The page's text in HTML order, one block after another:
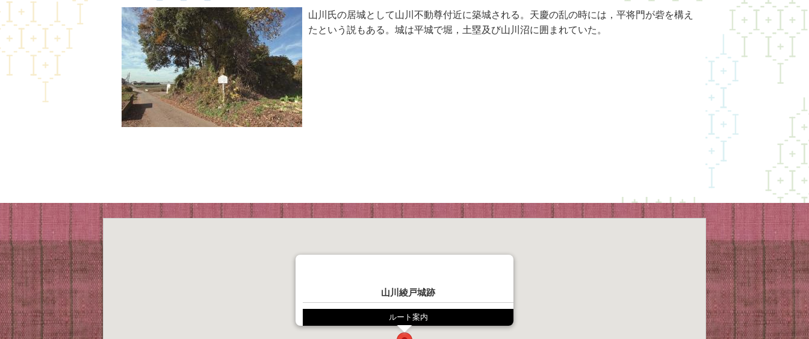
山川氏の居城として山川不動尊付近に築城される。天慶の乱の時には，平将門が砦を構え
たという説もある。城は平城で堀，土塁及び山川沼に囲まれていた。
山川綾戸城跡
ルート案内